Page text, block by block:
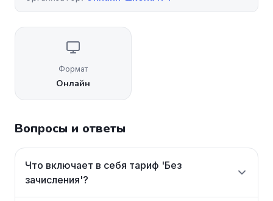
Формат
Онлайн
Вопросы и ответы
Что включает в себя тариф 'Без
зачисления'?